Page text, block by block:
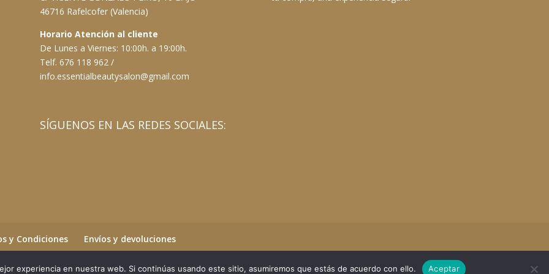
46716 Rafelcofer (Valencia)
Horario Atención al cliente
De Lunes a Viernes: 10:00h. a 19:00h.
Telf. 676 118 962 /
info.essentialbeautysalon@gmail.com
SÍGUENOS EN LAS REDES SOCIALES:
y Condiciones Envíos y devoluciones
experiencia en nuestra web. Si continúas usando este sitio, asumiremos que estás de acuerdo con ello. Aceptar